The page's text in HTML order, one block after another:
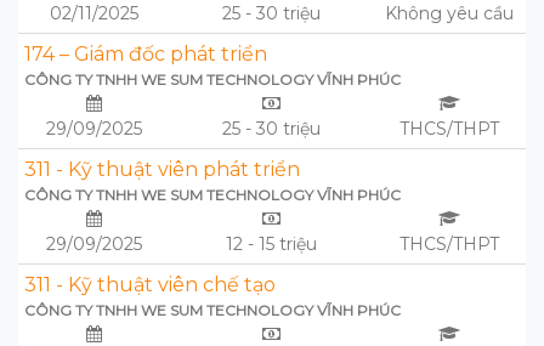
02/11/2025 25 - 30 triệu Không yêu cầu
174 – Giám đốc phát triển
CÔNG TY TNHH WE SUM TECHNOLOGY VĨNH PHÚC
29/09/2025 25 - 30 triệu THCS/THPT
311 - Kỹ thuật viên phát triển
CÔNG TY TNHH WE SUM TECHNOLOGY VĨNH PHÚC
29/09/2025 12 - 15 triệu THCS/THPT
311 - Kỹ thuật viên chế tạo
CÔNG TY TNHH WE SUM TECHNOLOGY VĨNH PHÚC